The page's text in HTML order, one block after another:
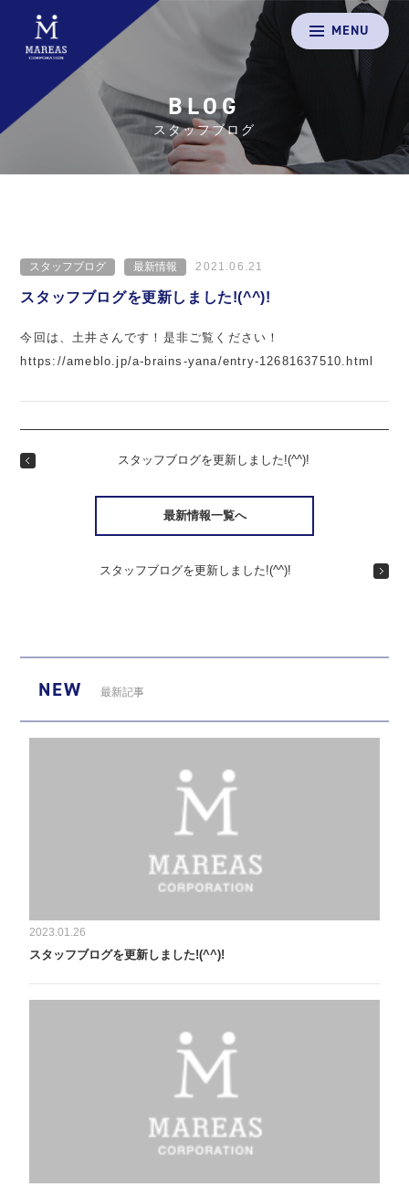
MENU
BLOG
スタッフブログ
スタッフブログ 最新情報 2021.06.21
スタッフブログを更新しました!(^^)!
今回は、土井さんです！是非ご覧ください！
https://ameblo.jp/a-brains-yana/entry-12681637510.html
スタッフブログを更新しました!(^^)!
最新情報一覧へ
スタッフブログを更新しました!(^^)!
NEW 最新記事
2023.01.26
スタッフブログを更新しました!(^^)!